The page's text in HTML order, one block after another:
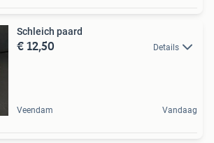
Schleich paard
€ 12,50 Details
Veendam Vandaag